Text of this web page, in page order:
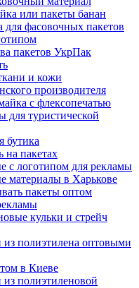
или пакеты банан
для фасовочных пакетов
пакетов УкрПак
и кожи
производителя
с флексопечатью
для туристической
бутика
на пакетах
с логотипом для рекламы
материалы в Харькове
пакеты оптом
кульки и стрейч
из полиэтилена оптовыми
в Киеве
из полиэтиленовой